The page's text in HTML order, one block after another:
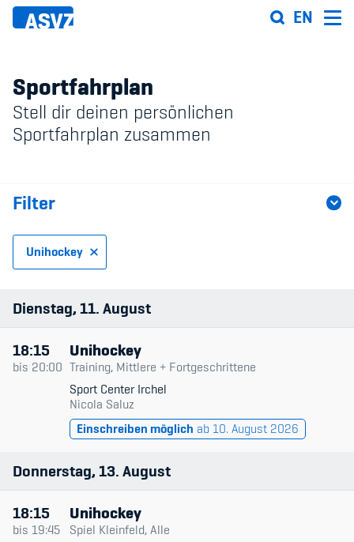
Direkt
zum
EN
Sportfahrplan
Sportanlagen
Events
ASVZ@home
Member's Manual / FAQ
Fairplay
Teilnahmeberechtigung
Sportfahrplan
Stell dir deinen persönlichen
Sportfahrplan zusammen
Filter
Unihockey
Sportart
Datum & Zeit
Trainingsleitende
Typ
Nur verfügbare
Dienstag 11 August
18:15
bis 20:00
Unihockey
Training, Mittlere + Fortgeschrittene
Sport Center Irchel
Nicola Saluz
Einschreiben möglich ab 10. August 2026
Donnerstag 13 August
18:15
bis 19:45
Unihockey
Spiel Kleinfeld, Alle